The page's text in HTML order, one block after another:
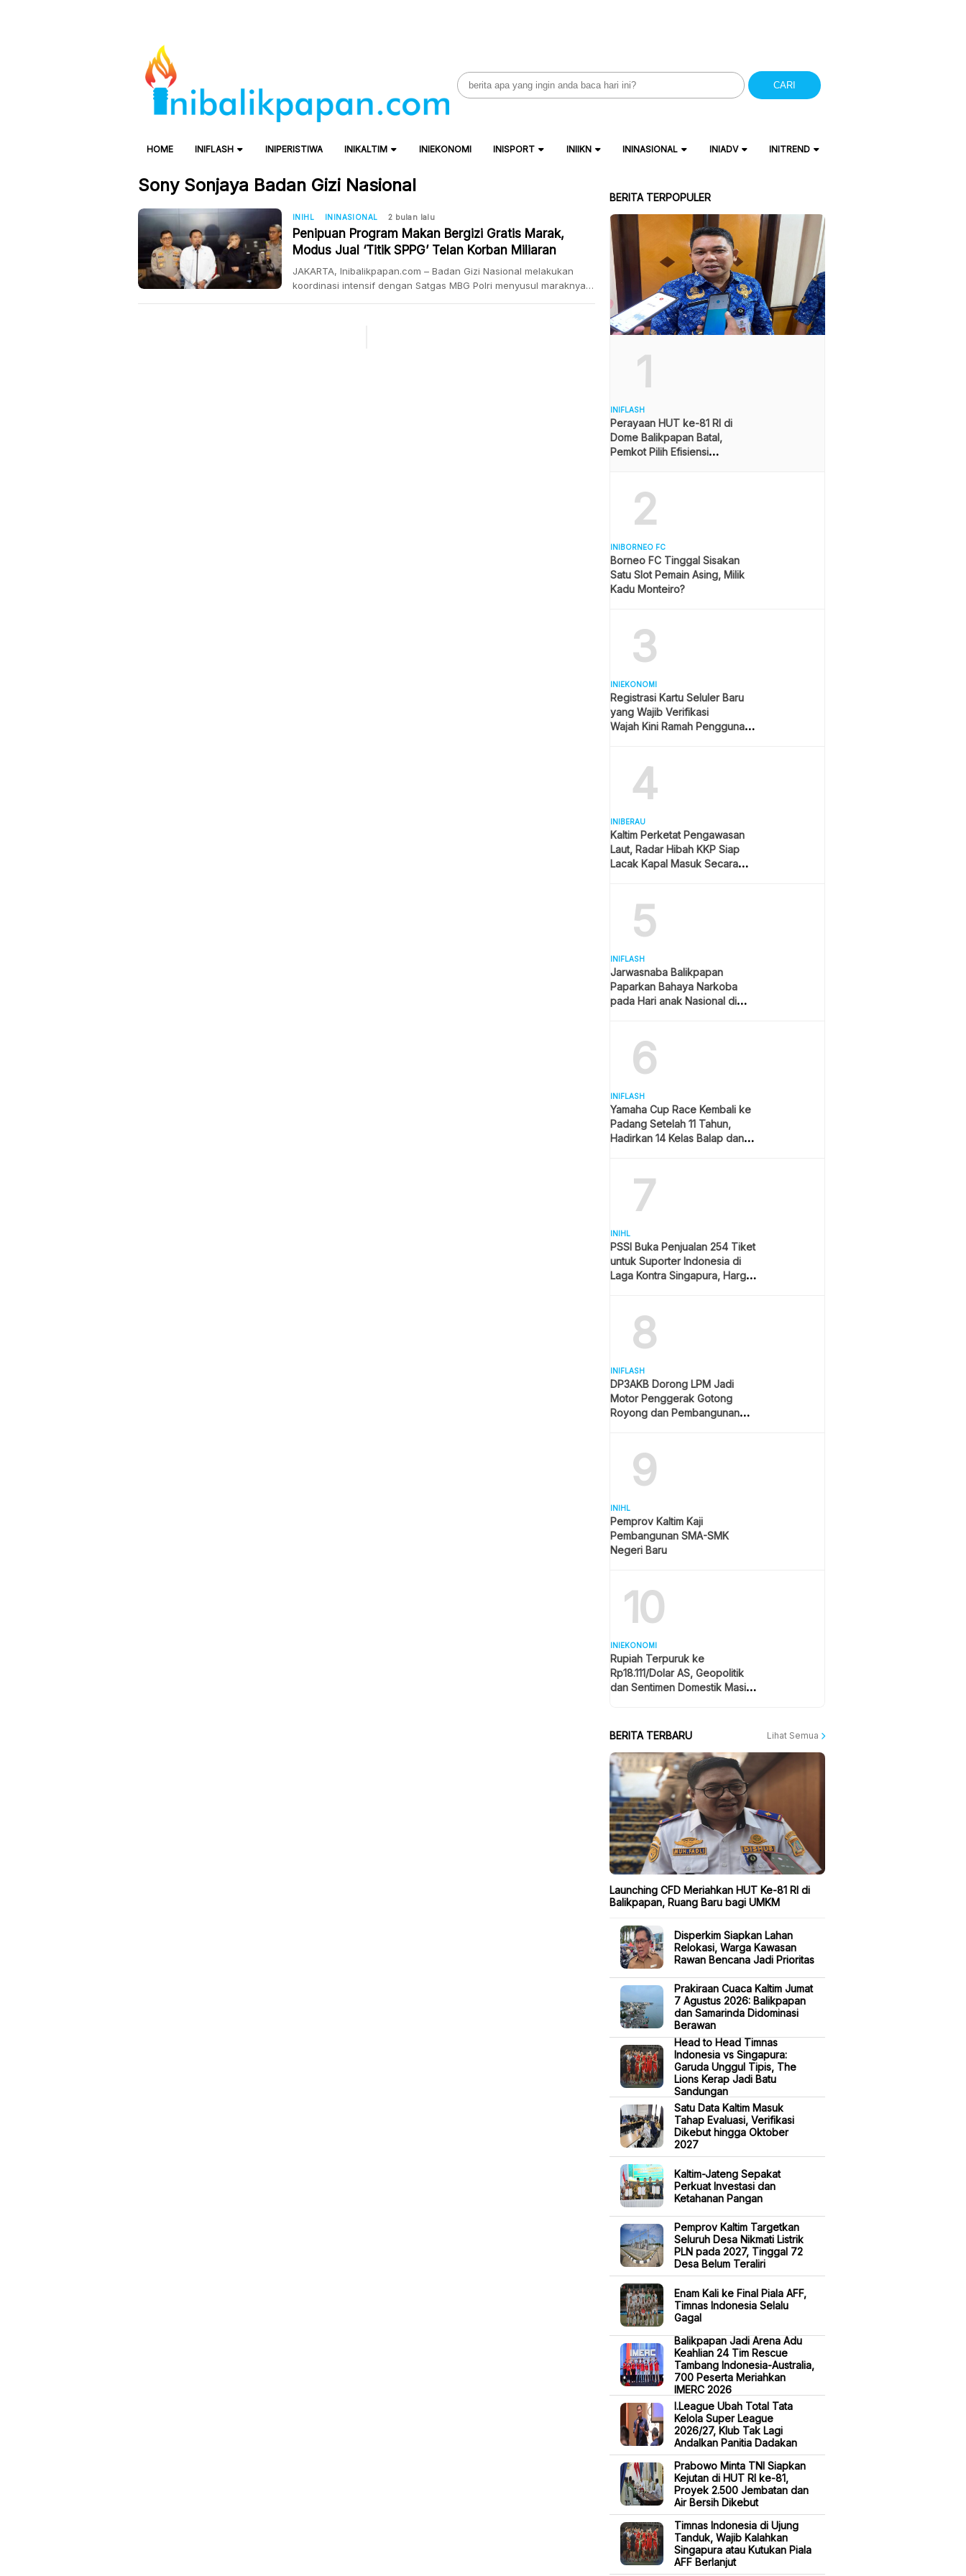
Search
for:
CARI
HOME INIFLASH INIPERISTIWA INIKALTIM INIEKONOMI INISPORT INIIKN ININASIONAL INIADV INITREND
Sony Sonjaya Badan Gizi Nasional
INIHL ININASIONAL 2 bulan lalu
Penipuan Program Makan Bergizi Gratis Marak,
Modus Jual ‘Titik SPPG’ Telan Korban Miliaran
Rupiah
JAKARTA, Inibalikpapan.com – Badan Gizi Nasional melakukan
koordinasi intensif dengan Satgas MBG Polri menyusul maraknya
BERITA TERPOPULER
1
INIFLASH
Perayaan HUT ke-81 RI di
Dome Balikpapan Batal,
Pemkot Pilih Efisiensi
2
INIBORNEO FC
Borneo FC Tinggal Sisakan
Satu Slot Pemain Asing, Milik
Kadu Monteiro?
3
INIEKONOMI
Registrasi Kartu Seluler Baru
yang Wajib Verifikasi
Wajah Kini Ramah Pengguna
4
INIBERAU
Kaltim Perketat Pengawasan
Laut, Radar Hibah KKP Siap
Lacak Kapal Masuk Secara
5
INIFLASH
Jarwasnaba Balikpapan
Paparkan Bahaya Narkoba
pada Hari anak Nasional di
6
INIFLASH
Yamaha Cup Race Kembali ke
Padang Setelah 11 Tahun,
Hadirkan 14 Kelas Balap dan
7
INIHL
PSSI Buka Penjualan 254 Tiket
untuk Suporter Indonesia di
Laga Kontra Singapura, Harga
8
INIFLASH
DP3AKB Dorong LPM Jadi
Motor Penggerak Gotong
Royong dan Pembangunan
9
INIHL
Pemprov Kaltim Kaji
Pembangunan SMA-SMK
Negeri Baru
10
INIEKONOMI
Rupiah Terpuruk ke
Rp18.111/Dolar AS, Geopolitik
dan Sentimen Domestik Masih
BERITA TERBARU Lihat Semua
Launching CFD Meriahkan HUT Ke-81 RI di
Balikpapan, Ruang Baru bagi UMKM
Disperkim Siapkan Lahan
Relokasi, Warga Kawasan
Rawan Bencana Jadi Prioritas
Prakiraan Cuaca Kaltim Jumat
7 Agustus 2026: Balikpapan
dan Samarinda Didominasi
Berawan
Head to Head Timnas
Indonesia vs Singapura:
Garuda Unggul Tipis, The
Lions Kerap Jadi Batu
Sandungan
Satu Data Kaltim Masuk
Tahap Evaluasi, Verifikasi
Dikebut hingga Oktober
2027
Kaltim-Jateng Sepakat
Perkuat Investasi dan
Ketahanan Pangan
Pemprov Kaltim Targetkan
Seluruh Desa Nikmati Listrik
PLN pada 2027, Tinggal 72
Desa Belum Teraliri
Enam Kali ke Final Piala AFF,
Timnas Indonesia Selalu
Gagal
Balikpapan Jadi Arena Adu
Keahlian 24 Tim Rescue
Tambang Indonesia-Australia,
700 Peserta Meriahkan
IMERC 2026
I.League Ubah Total Tata
Kelola Super League
2026/27, Klub Tak Lagi
Andalkan Panitia Dadakan
Prabowo Minta TNI Siapkan
Kejutan di HUT RI ke-81,
Proyek 2.500 Jembatan dan
Air Bersih Dikebut
Timnas Indonesia di Ujung
Tanduk, Wajib Kalahkan
Singapura atau Kutukan Piala
AFF Berlanjut